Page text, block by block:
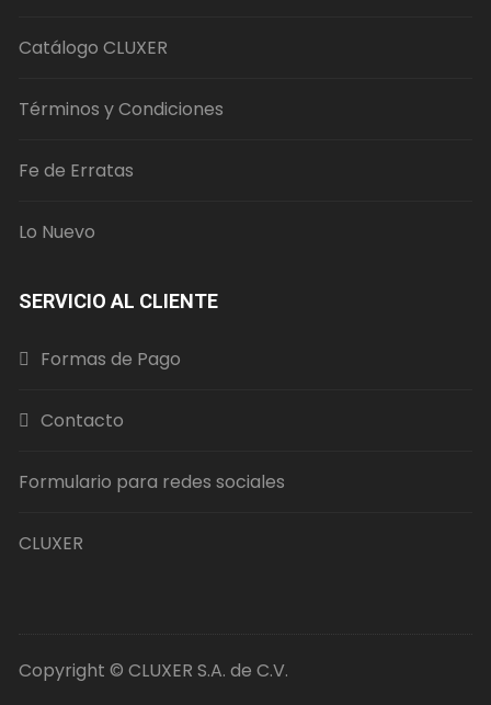
Catálogo CLUXER
Términos y Condiciones
Fe de Erratas
Lo Nuevo
SERVICIO AL CLIENTE
Formas de Pago
Contacto
Formulario para redes sociales
CLUXER
Copyright © CLUXER S.A. de C.V.